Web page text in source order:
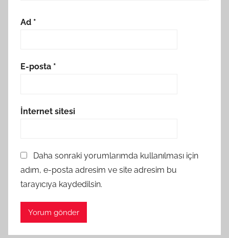
Ad *
E-posta *
İnternet sitesi
Daha sonraki yorumlarımda kullanılması için
adım, e-posta adresim ve site adresim bu
tarayıcıya kaydedilsin.